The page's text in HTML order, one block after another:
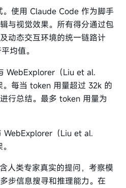
。使用 Claude Code 作为脚手
与视觉效果。所有得分通过包
动态交互环境的统一链路计
均值。
WebExplorer（Liu et al.
每当 token 用量超过 32k 的
行总结。最多 token 用量为
WebExplorer（Liu et al.
人类专家真实的提问，考察模
步信息搜寻和推理能力。在